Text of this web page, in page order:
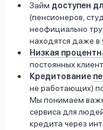
Займ доступен
(пенсионеров,
неофициально
находятся даже в
Низкая
постоянных
Кредитование
не работающих)
Мы понимаем
сервиса для
кредита через